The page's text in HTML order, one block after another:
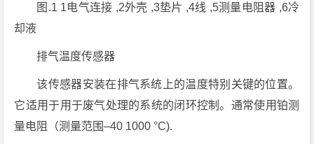
图.1 1电气连接 ,2外壳 ,3垫片 ,4线 ,5测量电阻器 ,6冷
却液
排气温度传感器
该传感器安装在排气系统上的温度特别关键的位置。
它适用于用于废气处理的系统的闭环控制。通常使用铂测
量电阻（测量范围–40 1000 °C).